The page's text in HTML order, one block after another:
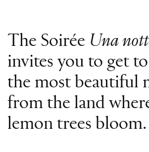
The Soirée Una
invites you to get
the most beautiful
from the land
lemon trees bloom.